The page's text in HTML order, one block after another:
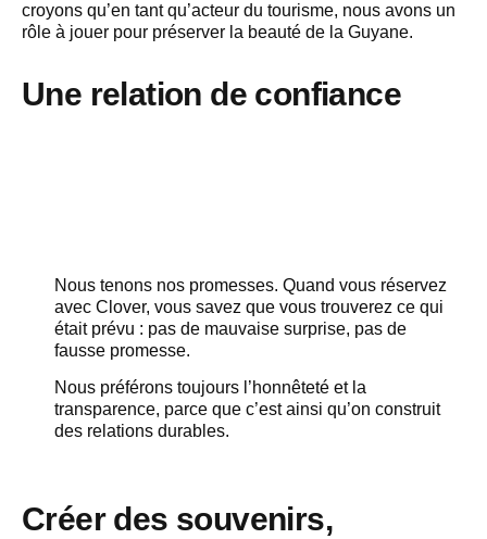
croyons qu’en tant qu’acteur du tourisme, nous avons un
rôle à jouer pour préserver la beauté de la Guyane.
Une relation de confiance
Nous tenons nos promesses. Quand vous réservez
avec Clover, vous savez que vous trouverez ce qui
était prévu : pas de mauvaise surprise, pas de
fausse promesse.
Nous préférons toujours l’honnêteté et la
transparence, parce que c’est ainsi qu’on construit
des relations durables.
Créer des souvenirs,